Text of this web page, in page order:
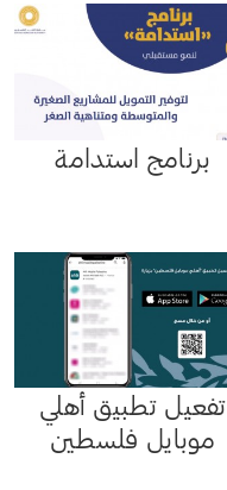
برنامج استدامة
تفعيل تطبيق أهلي
موبايل فلسطين